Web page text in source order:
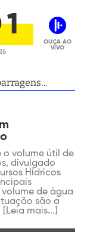
OUÇA AO
VIVO
o volume útil de
divulgado
Hídricos
de água
são a
mais...]